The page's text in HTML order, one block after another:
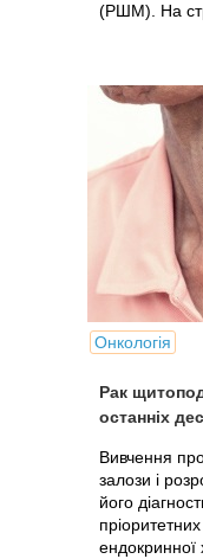
(РШМ). На
Онкологія
Рак
останніх
Вивчення
залози і
його
ендокринної